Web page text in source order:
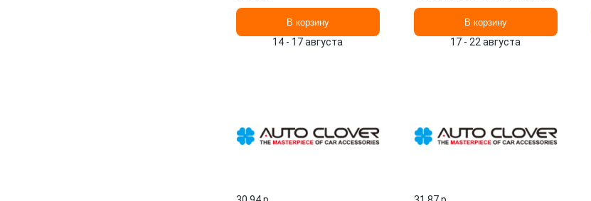
В корзину
14 - 17 августа
В корзину
17 - 22 августа